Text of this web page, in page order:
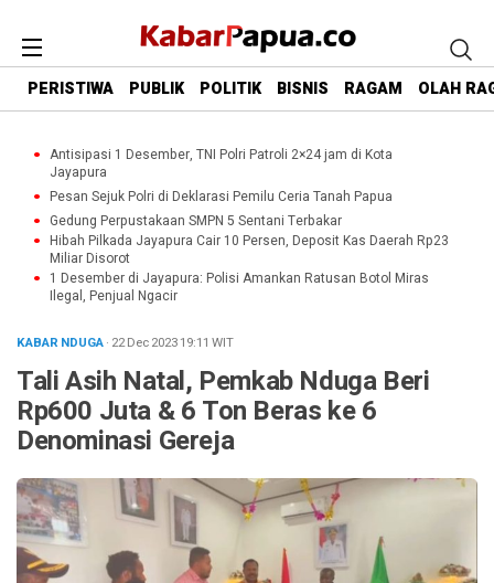
PERISTIWA PUBLIK POLITIK BISNIS RAGAM OLAH
Antisipasi 1 Desember, TNI Polri Patroli 2×24 jam di Kota
Jayapura
Pesan Sejuk Polri di Deklarasi Pemilu Ceria Tanah Papua
Gedung Perpustakaan SMPN 5 Sentani Terbakar
Hibah Pilkada Jayapura Cair 10 Persen, Deposit Kas Daerah Rp23
Miliar Disorot
1 Desember di Jayapura: Polisi Amankan Ratusan Botol Miras
Ilegal, Penjual Ngacir
KABAR NDUGA· 22 Dec 202319:11 WIT
Tali Asih Natal, Pemkab Nduga Beri
Rp600 Juta & 6 Ton Beras ke 6
Denominasi Gereja